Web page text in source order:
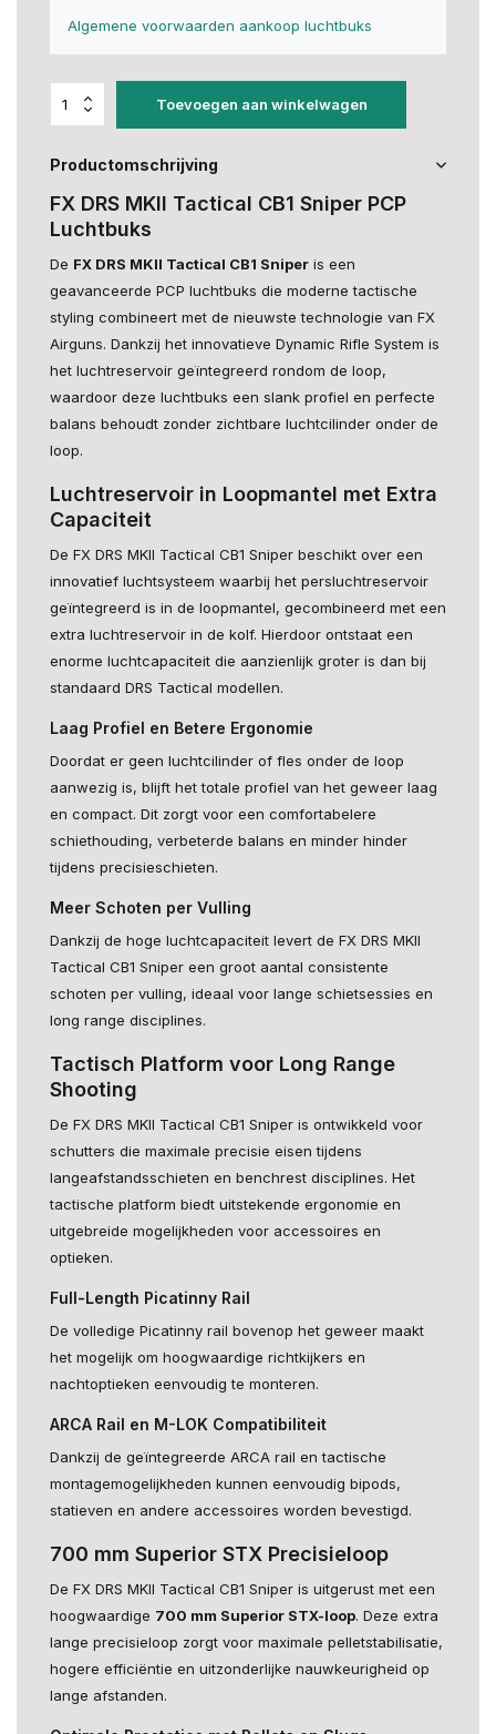
Algemene voorwaarden aankoop luchtbuks
Toevoegen aan winkelwagen
Productomschrijving
FX DRS MKII Tactical CB1 Sniper PCP
Luchtbuks
De FX DRS MKII Tactical CB1 Sniper is een
geavanceerde PCP luchtbuks die moderne tactische
styling combineert met de nieuwste technologie van FX
Airguns. Dankzij het innovatieve Dynamic Rifle System is
het luchtreservoir geïntegreerd rondom de loop,
waardoor deze luchtbuks een slank profiel en perfecte
balans behoudt zonder zichtbare luchtcilinder onder de
loop.
Luchtreservoir in Loopmantel met Extra
Capaciteit
De FX DRS MKII Tactical CB1 Sniper beschikt over een
innovatief luchtsysteem waarbij het persluchtreservoir
geïntegreerd is in de loopmantel, gecombineerd met een
extra luchtreservoir in de kolf. Hierdoor ontstaat een
enorme luchtcapaciteit die aanzienlijk groter is dan bij
standaard DRS Tactical modellen.
Laag Profiel en Betere Ergonomie
Doordat er geen luchtcilinder of fles onder de loop
aanwezig is, blijft het totale profiel van het geweer laag
en compact. Dit zorgt voor een comfortabelere
schiethouding, verbeterde balans en minder hinder
tijdens precisieschieten.
Meer Schoten per Vulling
Dankzij de hoge luchtcapaciteit levert de FX DRS MKII
Tactical CB1 Sniper een groot aantal consistente
schoten per vulling, ideaal voor lange schietsessies en
long range disciplines.
Tactisch Platform voor Long Range
Shooting
De FX DRS MKII Tactical CB1 Sniper is ontwikkeld voor
schutters die maximale precisie eisen tijdens
langeafstandsschieten en benchrest disciplines. Het
tactische platform biedt uitstekende ergonomie en
uitgebreide mogelijkheden voor accessoires en
optieken.
Full-Length Picatinny Rail
De volledige Picatinny rail bovenop het geweer maakt
het mogelijk om hoogwaardige richtkijkers en
nachtoptieken eenvoudig te monteren.
ARCA Rail en M-LOK Compatibiliteit
Dankzij de geïntegreerde ARCA rail en tactische
montagemogelijkheden kunnen eenvoudig bipods,
statieven en andere accessoires worden bevestigd.
700 mm Superior STX Precisieloop
De FX DRS MKII Tactical CB1 Sniper is uitgerust met een
hoogwaardige 700 mm Superior STX-loop. Deze extra
lange precisieloop zorgt voor maximale pelletstabilisatie,
hogere efficiëntie en uitzonderlijke nauwkeurigheid op
lange afstanden.